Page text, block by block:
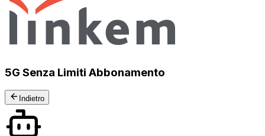
5G Senza Limiti Abbonamento
Indietro